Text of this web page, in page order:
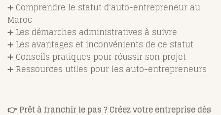
➕ Comprendre le statut d'auto-entrepreneur au
Maroc
➕ Les démarches administratives à suivre
➕ Les avantages et inconvénients de ce statut
➕ Conseils pratiques pour réussir son projet
➕ Ressources utiles pour les auto-entrepreneurs
👉 Prêt à franchir le pas ? Créez votre entreprise dès